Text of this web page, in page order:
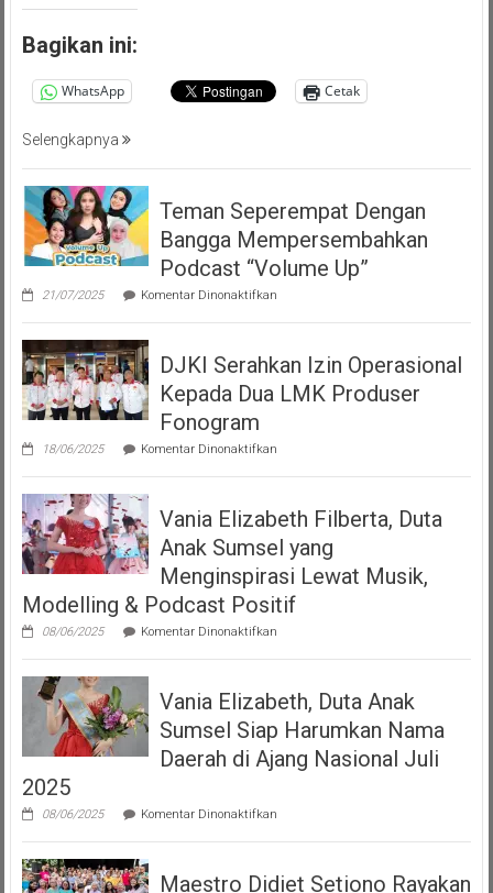
Bagikan ini:
WhatsApp Cetak
Selengkapnya
Teman Seperempat Dengan
Bangga Mempersembahkan
Podcast “Volume Up”
21/07/2025 Komentar Dinonaktifkanpada
Seperempat
Bangga
Mempersembahkan
Podcast
DJKI Serahkan Izin Operasional
Kepada Dua LMK Produser
Fonogram
18/06/2025 Komentar Dinonaktifkanpada
Serahkan
Operasional
Kepada
Dua
LMK
Produser
Fonogram
Vania Elizabeth Filberta, Duta
Anak Sumsel yang
Menginspirasi Lewat Musik,
Modelling & Podcast Positif
08/06/2025 Komentar Dinonaktifkanpada
Elizabeth
Duta
Anak
Sumsel
Menginspirasi
Modelling
Positif
Vania Elizabeth, Duta Anak
Sumsel Siap Harumkan Nama
Daerah di Ajang Nasional Juli
2025
08/06/2025 Komentar Dinonaktifkanpada
Elizabeth,
Anak
Maestro Didiet Setiono Rayakan